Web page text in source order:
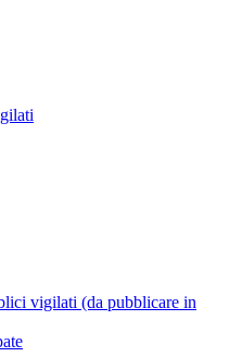
vigilati (da pubblicare in